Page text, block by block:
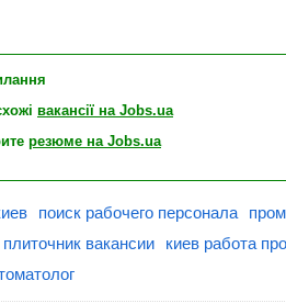
вакансії на Jobs.ua
резюме на Jobs.ua
поиск рабочего персонала
вакансии
киев работа